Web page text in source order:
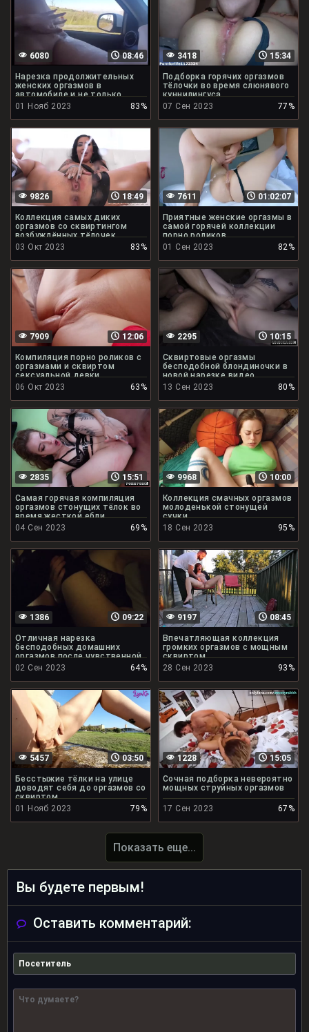
08:46
6080
Нарезка продолжительных
женских оргазмов в
автомобиле и не только
01 Нояб 2023
83%
15:34
3418
Подборка горячих оргазмов
тёлочки во время слюнявого
куннилингуса
07 Сен 2023
77%
18:49
9826
Коллекция самых диких
оргазмов со сквиртингом
возбуждённых тёлочек
03 Окт 2023
83%
01:02:07
7611
Приятные женские оргазмы в
самой горячей коллекции
порно роликов
01 Сен 2023
82%
12:06
7909
Компиляция порно роликов с
оргазмами и сквиртом
сексуальной девки
06 Окт 2023
63%
10:15
2295
Сквиртовые оргазмы
бесподобной блондиночки в
новой нарезке видео
13 Сен 2023
80%
15:51
2835
Самая горячая компиляция
оргазмов стонущих тёлок во
время жесткой ебли
04 Сен 2023
69%
10:00
9968
Коллекция смачных оргазмов
молоденькой стонущей
сучки
18 Сен 2023
95%
09:22
1386
Отличная нарезка
бесподобных домашних
оргазмов после чувственной
ебли
02 Сен 2023 64%
08:45
9197
Впечатляющая коллекция
громких оргазмов с мощным
сквиртом
28 Сен 2023
93%
03:50
5457
Бесстыжие тёлки на улице
доводят себя до оргазмов со
сквиртом
01 Нояб 2023
79%
15:05
1228
Сочная подборка невероятно
мощных струйных оргазмов
17 Сен 2023 67%
Показать еще...
Вы будете первым!
Оставить комментарий: